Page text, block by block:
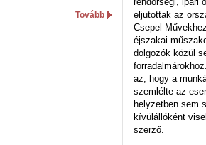
Tovább
eljutottak az
Csepel
éjszakai
dolgozók közül
az, hogy a
szemlélte az
helyzetben sem
kívülállóként
szerző.